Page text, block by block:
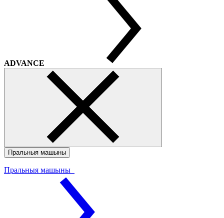
ADVANCE
Пральныя машыны
Пральныя машыны